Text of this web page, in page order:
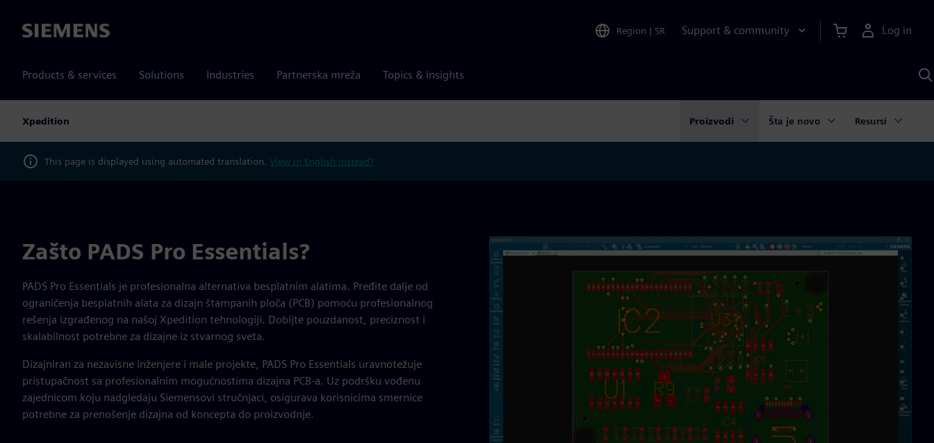
Siemens Region | SR Support & community Log in
Products & services Solutions Industries Partnerska mreža Topics & insights
Xpedition Proizvodi Šta je novo Resursi
This page is displayed using automated translation. View in English instead?
Zašto PADS Pro Essentials?
PADS Pro Essentials je profesionalna alternativa besplatnim alatima. Pređite dalje od
ograničenja besplatnih alata za dizajn štampanih ploča (PCB) pomoću profesionalnog
rešenja izgrađenog na našoj Xpedition tehnologiji. Dobijte pouzdanost, preciznost i
skalabilnost potrebne za dizajne iz stvarnog sveta.
Dizajniran za nezavisne inženjere i male projekte, PADS Pro Essentials uravnotežuje
pristupačnost sa profesionalnim mogućnostima dizajna PCB-a. Uz podršku vođenu
zajednicom koju nadgledaju Siemensovi stručnjaci, osigurava korisnicima smernice
potrebne za prenošenje dizajna od koncepta do proizvodnje.